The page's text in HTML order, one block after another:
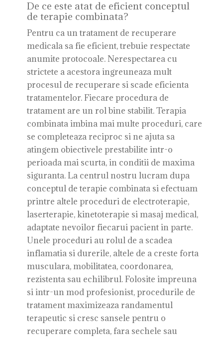
De ce este atat de eficient conceptul
de terapie combinata?
Pentru ca un tratament de recuperare
medicala sa fie eficient, trebuie respectate
anumite protocoale. Nerespectarea cu
strictete a acestora ingreuneaza mult
procesul de recuperare si scade eficienta
tratamentelor. Fiecare procedura de
tratament are un rol bine stabilit. Terapia
combinata imbina mai multe proceduri, care
se completeaza reciproc si ne ajuta sa
atingem obiectivele prestabilite intr-o
perioada mai scurta, in conditii de maxima
siguranta. La centrul nostru lucram dupa
conceptul de terapie combinata si efectuam
printre altele proceduri de electroterapie,
laserterapie, kinetoterapie si masaj medical,
adaptate nevoilor fiecarui pacient in parte.
Unele proceduri au rolul de a scadea
inflamatia si durerile, altele de a creste forta
musculara, mobilitatea, coordonarea,
rezistenta sau echilibrul. Folosite impreuna
si intr-un mod profesionist, procedurile de
tratament maximizeaza randamentul
terapeutic si cresc sansele pentru o
recuperare completa, fara sechele sau